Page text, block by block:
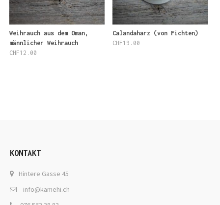
Weihrauch aus dem Oman,
männlicher Weihrauch
CHF12.00
Calandaharz (von Fichten)
CHF19.00
KONTAKT
Hintere Gasse 45
info@kamehi.ch